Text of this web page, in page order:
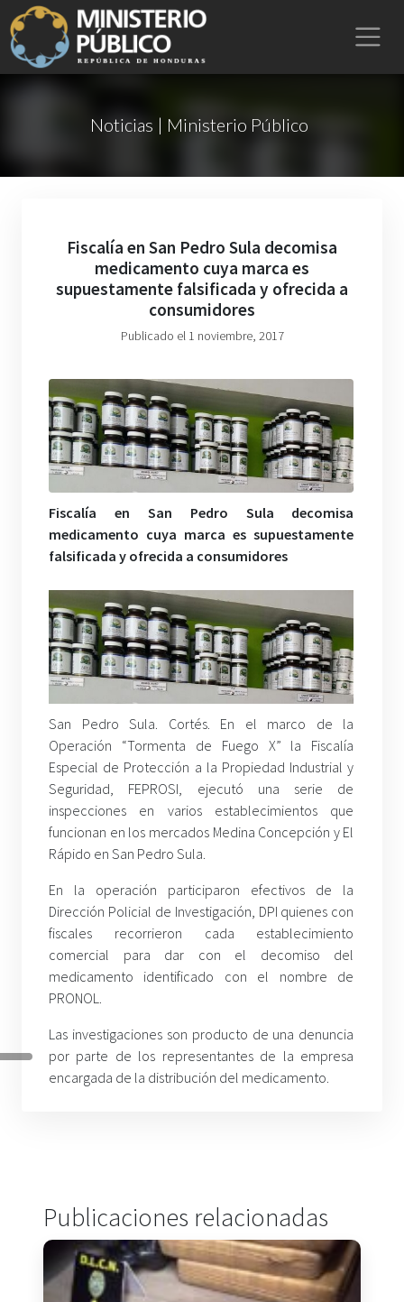
Noticias | Ministerio Público
Fiscalía en San Pedro Sula decomisa
medicamento cuya marca es
supuestamente falsificada y ofrecida a
consumidores
Publicado el 1 noviembre, 2017
Fiscalía en San Pedro Sula decomisa
medicamento cuya marca es supuestamente
falsificada y ofrecida a consumidores
San Pedro Sula. Cortés. En el marco de la
Operación “Tormenta de Fuego X” la Fiscalía
Especial de Protección a la Propiedad Industrial y
Seguridad, FEPROSI, ejecutó una serie de
inspecciones en varios establecimientos que
funcionan en los mercados Medina Concepción y El
Rápido en San Pedro Sula.
En la operación participaron efectivos de la
Dirección Policial de Investigación, DPI quienes con
fiscales recorrieron cada establecimiento
comercial para dar con el decomiso del
medicamento identificado con el nombre de
PRONOL.
Las investigaciones son producto de una denuncia
por parte de los representantes de la empresa
encargada de la distribución del medicamento.
Publicaciones relacionadas